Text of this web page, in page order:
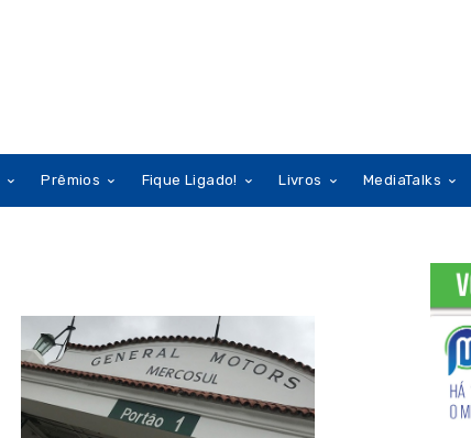
Prêmios Fique Ligado! Livros MediaTalks